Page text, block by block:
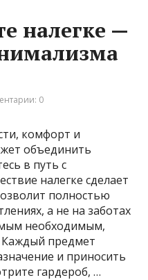
налегке —
0
комфорт и
объединить
в путь с
налегке сделает
полностью
а не на заботах
необходимым,
Каждый предмет
и приносить
гардероб, …